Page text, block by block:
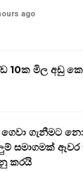
ago
10ක මිල අඩු
ගැනීමට
සමාගමක් ඈවර
කරයි